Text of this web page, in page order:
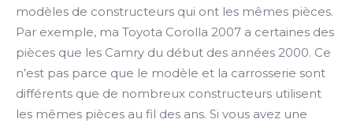
modèles de constructeurs qui ont les mêmes pièces.
Par exemple, ma Toyota Corolla 2007 a certaines des
pièces que les Camry du début des années 2000. Ce
n’est pas parce que le modèle et la carrosserie sont
différents que de nombreux constructeurs utilisent
les mêmes pièces au fil des ans. Si vous avez une